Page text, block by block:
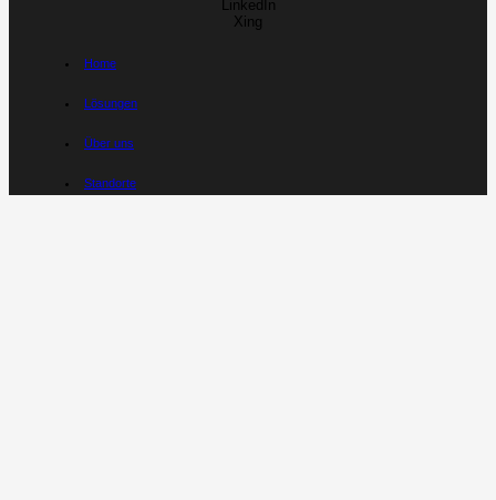
LinkedIn
Xing
Home
Lösungen
Über uns
Standorte